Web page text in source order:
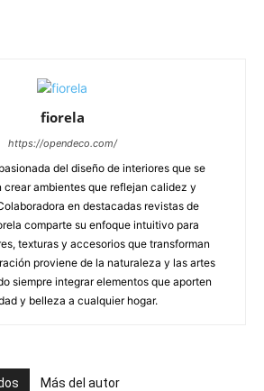
fiorela
https://opendeco.com/
del diseño de interiores que se
crear ambientes que reflejan calidez y
en destacadas revistas de
comparte su enfoque intuitivo para
texturas y accesorios que transforman
proviene de la naturaleza y las artes
siempre integrar elementos que aporten
y belleza a cualquier hogar.
Más del autor